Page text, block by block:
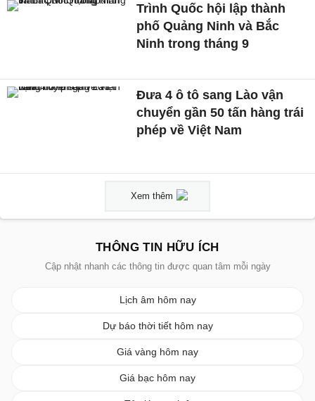
Trình Quốc hội lập thành
phố Quảng Ninh và Bắc
Ninh trong tháng 9
Đưa 4 ô tô sang Lào vận
chuyển gần 50 tấn hàng trái
phép về Việt Nam
Xem thêm
THÔNG TIN HỮU ÍCH
Cập nhật nhanh các thông tin được quan tâm mỗi ngày
Lịch âm hôm nay
Dự báo thời tiết hôm nay
Giá vàng hôm nay
Giá bạc hôm nay